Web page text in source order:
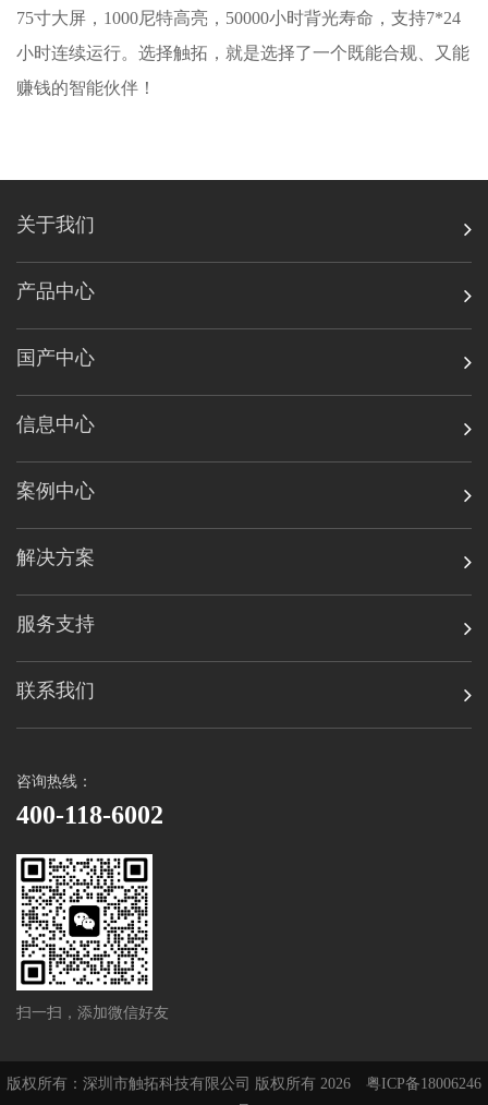
75寸大屏，1000尼特高亮，50000小时背光寿命，支持7*24
小时连续运行。选择触拓，就是选择了一个既能合规、又能
赚钱的智能伙伴！
关于我们
产品中心
国产中心
信息中心
案例中心
解决方案
服务支持
联系我们
咨询热线：
400-118-6002
扫一扫，添加微信好友
版权所有：深圳市触拓科技有限公司 版权所有 2026 粤ICP备18006246